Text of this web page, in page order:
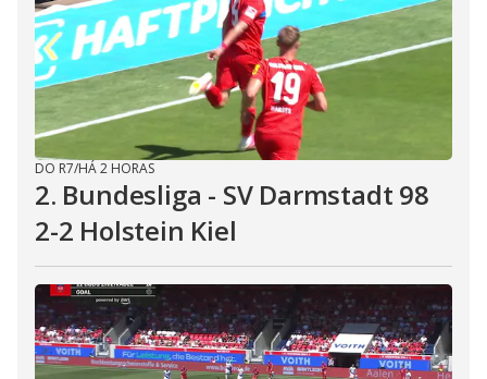
DO R7/HÁ 2 HORAS
2. Bundesliga - SV Darmstadt 98
2-2 Holstein Kiel